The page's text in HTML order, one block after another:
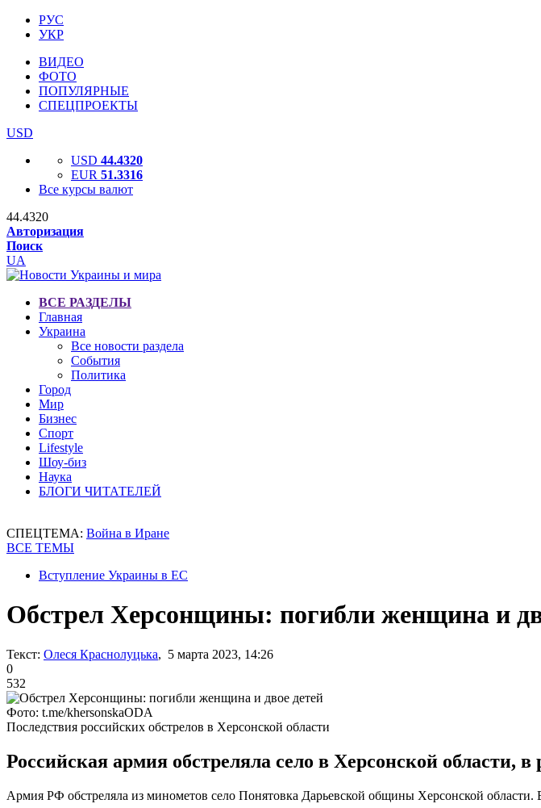
РУС
УКР
ВИДЕО
ФОТО
ПОПУЛЯРНЫЕ
СПЕЦПРОЕКТЫ
USD
USD 44.4320
EUR 51.3316
Все курсы валют
44.4320
Авторизация
Поиск
UA
ВСЕ РАЗДЕЛЫ
Главная
Украина
Все новости раздела
События
Политика
Город
Мир
Бизнес
Спорт
Lifestyle
Шоу-биз
Наука
БЛОГИ ЧИТАТЕЛЕЙ
СПЕЦТЕМА: Война в Иране
ВСЕ ТЕМЫ
Вступление Украины в ЕС
Обстрел Херсонщины: погибли женщина и
Текст: Олеся Краснолуцька, 5 марта 2023, 14:26
0
532
Фото: t.me/khersonskaODA
Последствия российских обстрелов в Херсонской области
Российская армия обстреляла село в Херсонской области, в
Армия РФ обстреляла из минометов село Понятовка Дарьевской общины Херсонской